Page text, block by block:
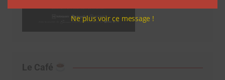
Le Café
Ne plus voir ce message !